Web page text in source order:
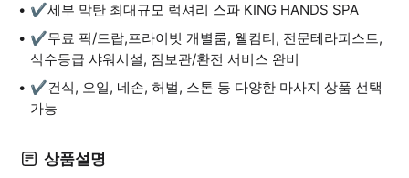
✔️세부 막탄 최대규모 럭셔리 스파 KING HANDS SPA
✔️무료 픽/드랍,프라이빗 개별룸, 웰컴티, 전문테라피스트,
식수등급 샤워시설, 짐보관/환전 서비스 완비
✔️건식, 오일, 네손, 허벌, 스톤 등 다양한 마사지 상품 선택
가능
상품설명